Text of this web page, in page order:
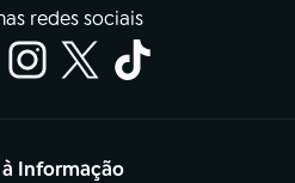
redes sociais
Informação